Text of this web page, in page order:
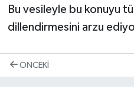
Bu vesileyle bu konuyu
dillendirmesini arzu
ÖNCEKI